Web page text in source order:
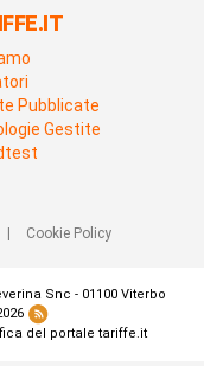
Pubblicate
Gestite
Cookie Policy
Snc - 01100 Viterbo
del portale tariffe.it